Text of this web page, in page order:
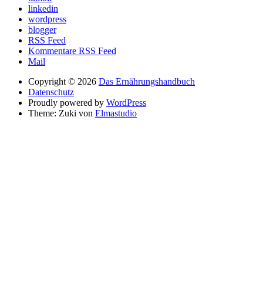
linkedin
wordpress
blogger
RSS Feed
Kommentare RSS Feed
Mail
Copyright © 2026 Das Ernährungshandbuch
Datenschutz
Proudly powered by WordPress
Theme: Zuki von Elmastudio